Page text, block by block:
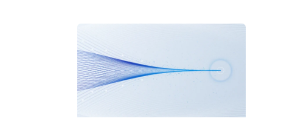
BÖRÜ
НА